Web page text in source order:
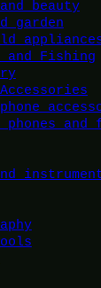
beauty
garden
and Fishing
phones and